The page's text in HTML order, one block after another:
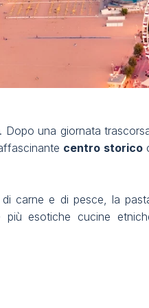
Dopo una giornata
centro storico
carne e di pesce, la
esotiche cucine